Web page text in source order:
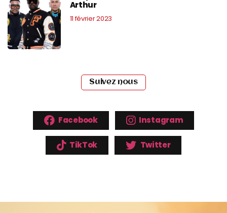
Arthur
11 février 2023
Suivez nous
Facebook Instagram
TikTok Twitter